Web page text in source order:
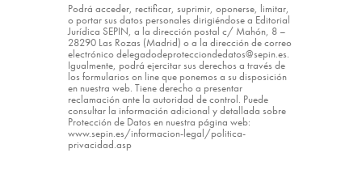
Podrá acceder, rectificar, suprimir, oponerse, limitar,
o portar sus datos personales dirigiéndose a Editorial
Jurídica SEPIN, a la dirección postal c/ Mahón, 8 –
28290 Las Rozas (Madrid) o a la dirección de correo
electrónico delegadodeprotecciondedatos@sepin.es.
Igualmente, podrá ejercitar sus derechos a través de
los formularios on line que ponemos a su disposición
en nuestra web. Tiene derecho a presentar
reclamación ante la autoridad de control. Puede
consultar la información adicional y detallada sobre
Protección de Datos en nuestra página web:
www.sepin.es/informacion-legal/politica-
privacidad.asp